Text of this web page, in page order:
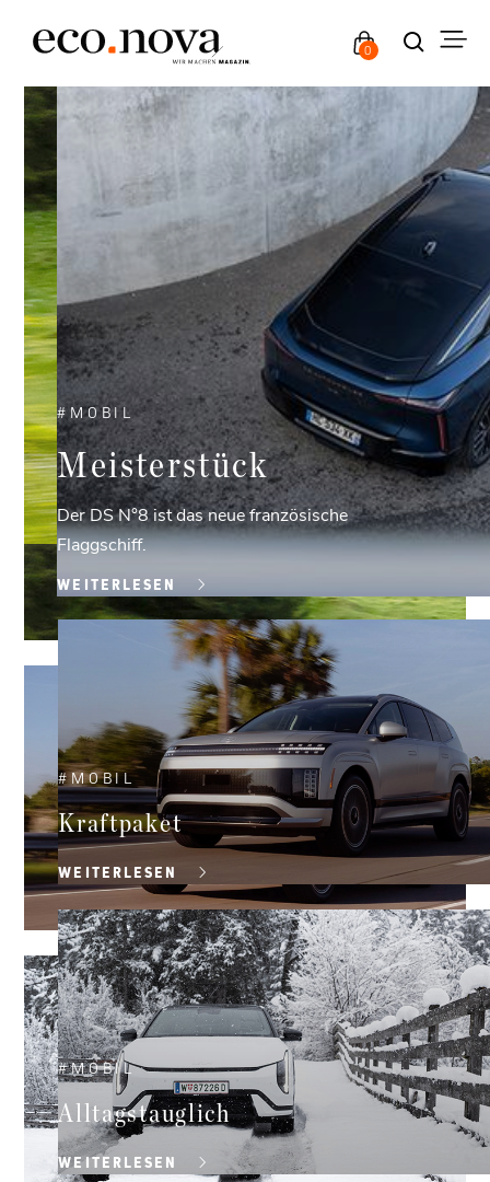
0
#MOBIL
Meisterstück
Der DS N°8 ist das neue französische
Flaggschiff.
WEITERLESEN
#MOBIL
Kraftpaket
WEITERLESEN
#MOBIL
Alltagstauglich
WEITERLESEN